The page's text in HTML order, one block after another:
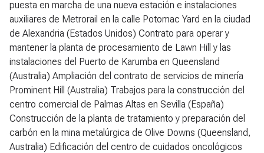
puesta en marcha de una nueva estación e instalaciones
auxiliares de Metrorail en la calle Potomac Yard en la ciudad
de Alexandria (Estados Unidos) Contrato para operar y
mantener la planta de procesamiento de Lawn Hill y las
instalaciones del Puerto de Karumba en Queensland
(Australia) Ampliación del contrato de servicios de minería
Prominent Hill (Australia) Trabajos para la construcción del
centro comercial de Palmas Altas en Sevilla (España)
Construcción de la planta de tratamiento y preparación del
carbón en la mina metalúrgica de Olive Downs (Queensland,
Australia) Edificación del centro de cuidados oncológicos